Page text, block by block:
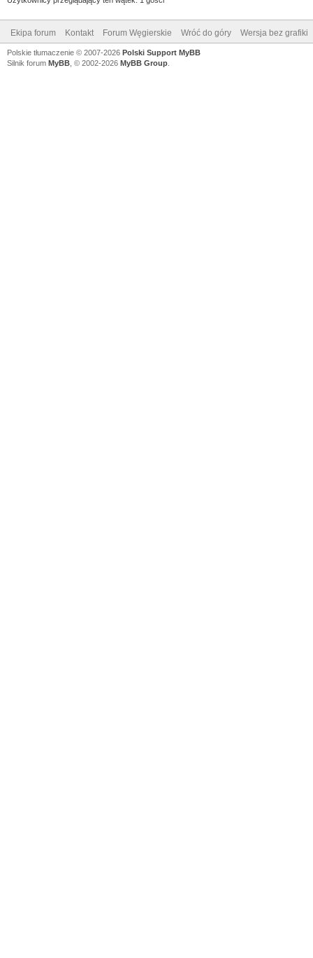
Ekipa forum Kontakt Forum Węgierskie Wróć do góry Wersja bez grafiki
Polskie tłumaczenie © 2007-2026 Polski Support MyBB
Silnik forum MyBB , © 2002-2026 MyBB Group